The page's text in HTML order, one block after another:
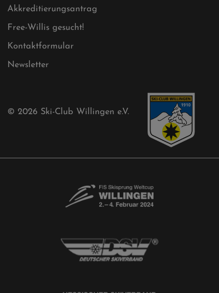
Sponsoren
Aktuelles
Akkreditierungsantrag
Free-Willis gesucht!
Newsletter